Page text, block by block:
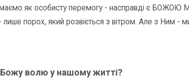
як особисту перемогу - насправді є БОЖОЮ
порох, який розвіється з вітром. Але з Ним -
Божу волю у нашому житті?